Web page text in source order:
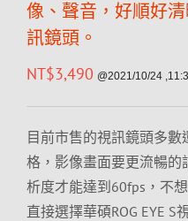
像、聲音，好順好清
訊鏡頭。
NT$3,490 @2021/10/24
目前市售的視訊鏡頭多
格，影像畫面要更流暢
析度才能達到60fps，不
直接選擇華碩ROG EYE